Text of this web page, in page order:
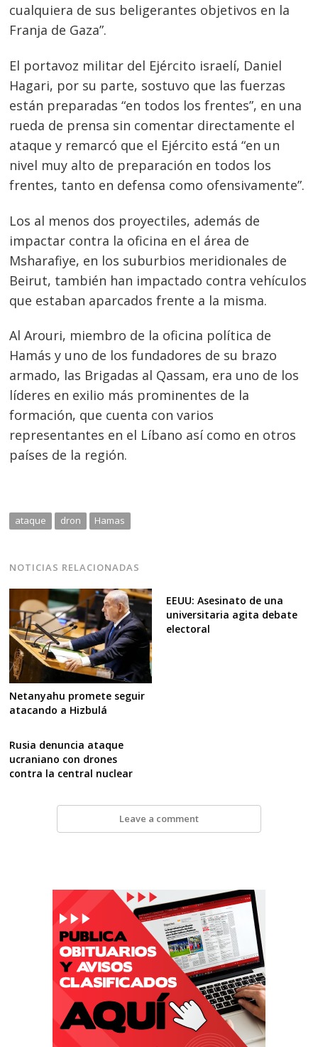
cualquiera de sus beligerantes objetivos en la
Franja de Gaza”.
El portavoz militar del Ejército israelí, Daniel
Hagari, por su parte, sostuvo que las fuerzas
están preparadas “en todos los frentes”, en una
rueda de prensa sin comentar directamente el
ataque y remarcó que el Ejército está “en un
nivel muy alto de preparación en todos los
frentes, tanto en defensa como ofensivamente”.
Los al menos dos proyectiles, además de
impactar contra la oficina en el área de
Msharafiye, en los suburbios meridionales de
Beirut, también han impactado contra vehículos
que estaban aparcados frente a la misma.
Al Arouri, miembro de la oficina política de
Hamás y uno de los fundadores de su brazo
armado, las Brigadas al Qassam, era uno de los
líderes en exilio más prominentes de la
formación, que cuenta con varios
representantes en el Líbano así como en otros
países de la región.
ataque dron Hamas
NOTICIAS RELACIONADAS
Netanyahu promete seguir
atacando a Hizbulá
EEUU: Asesinato de una
universitaria agita debate
electoral
Rusia denuncia ataque
ucraniano con drones
contra la central nuclear
Leave a comment
Navegación
de
entradas